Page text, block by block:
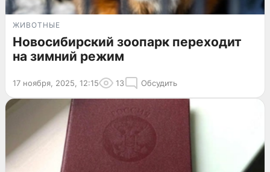
ЖИВОТНЫЕ
Новосибирский зоопарк переходит
на зимний режим
17 ноября, 2025, 12:15 13 Обсудить